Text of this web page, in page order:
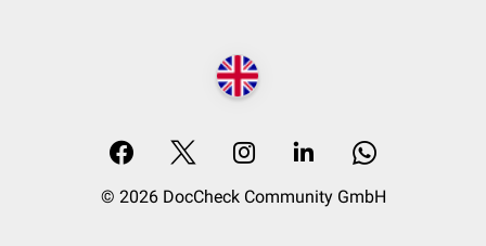
© 2026 DocCheck Community GmbH